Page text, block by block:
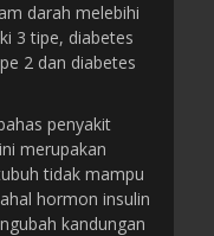
darah melebihi
3 tipe, diabetes
2 dan diabetes
penyakit
merupakan
tidak mampu
hormon insulin
kandungan